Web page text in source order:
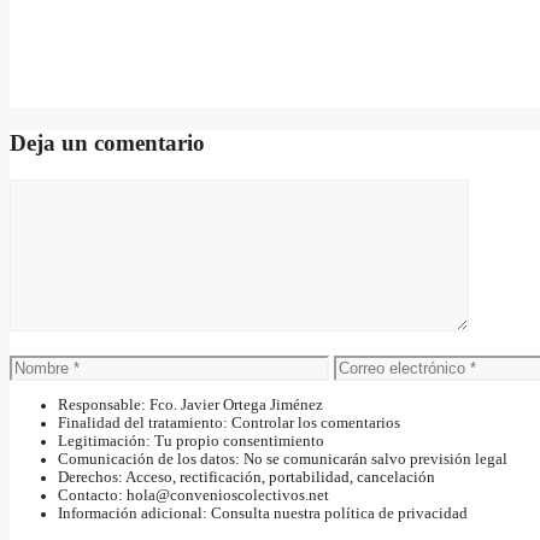
Deja un comentario
Nombre
Correo
electrónico
Responsable: Fco. Javier Ortega Jiménez
Finalidad del tratamiento: Controlar los comentarios
Legitimación: Tu propio consentimiento
Comunicación de los datos: No se comunicarán salvo previsión legal
Derechos: Acceso, rectificación, portabilidad, cancelación
Contacto: hola@convenioscolectivos.net
Información adicional: Consulta nuestra política de privacidad